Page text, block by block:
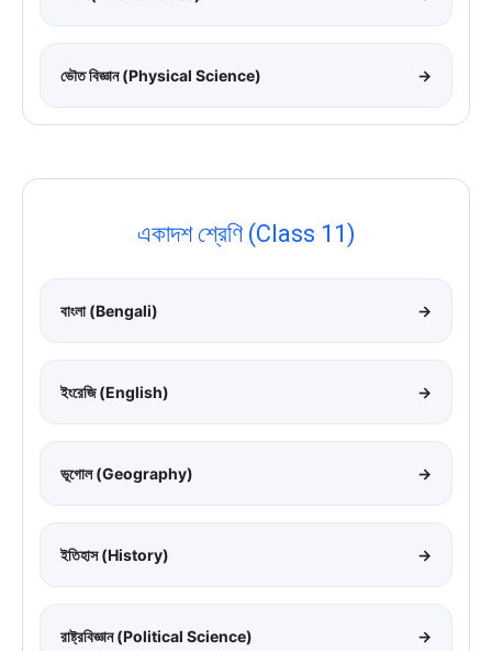
ভৌত বিজ্ঞান (Physical Science) →
একাদশ শ্রেণি (Class 11)
বাংলা (Bengali) →
ইংরেজি (English) →
ভূগোল (Geography) →
ইতিহাস (History) →
রাষ্ট্রবিজ্ঞান (Political Science) →